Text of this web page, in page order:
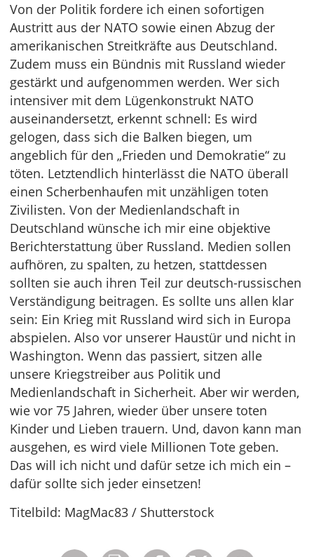
Von der Politik fordere ich einen sofortigen
Austritt aus der NATO sowie einen Abzug der
amerikanischen Streitkräfte aus Deutschland.
Zudem muss ein Bündnis mit Russland wieder
gestärkt und aufgenommen werden. Wer sich
intensiver mit dem Lügenkonstrukt NATO
auseinandersetzt, erkennt schnell: Es wird
gelogen, dass sich die Balken biegen, um
angeblich für den „Frieden und Demokratie“ zu
töten. Letztendlich hinterlässt die NATO überall
einen Scherbenhaufen mit unzähligen toten
Zivilisten. Von der Medienlandschaft in
Deutschland wünsche ich mir eine objektive
Berichterstattung über Russland. Medien sollen
aufhören, zu spalten, zu hetzen, stattdessen
sollten sie auch ihren Teil zur deutsch-russischen
Verständigung beitragen. Es sollte uns allen klar
sein: Ein Krieg mit Russland wird sich in Europa
abspielen. Also vor unserer Haustür und nicht in
Washington. Wenn das passiert, sitzen alle
unsere Kriegstreiber aus Politik und
Medienlandschaft in Sicherheit. Aber wir werden,
wie vor 75 Jahren, wieder über unsere toten
Kinder und Lieben trauern. Und, davon kann man
ausgehen, es wird viele Millionen Tote geben.
Das will ich nicht und dafür setze ich mich ein –
dafür sollte sich jeder einsetzen!
Titelbild: MagMac83 / Shutterstock